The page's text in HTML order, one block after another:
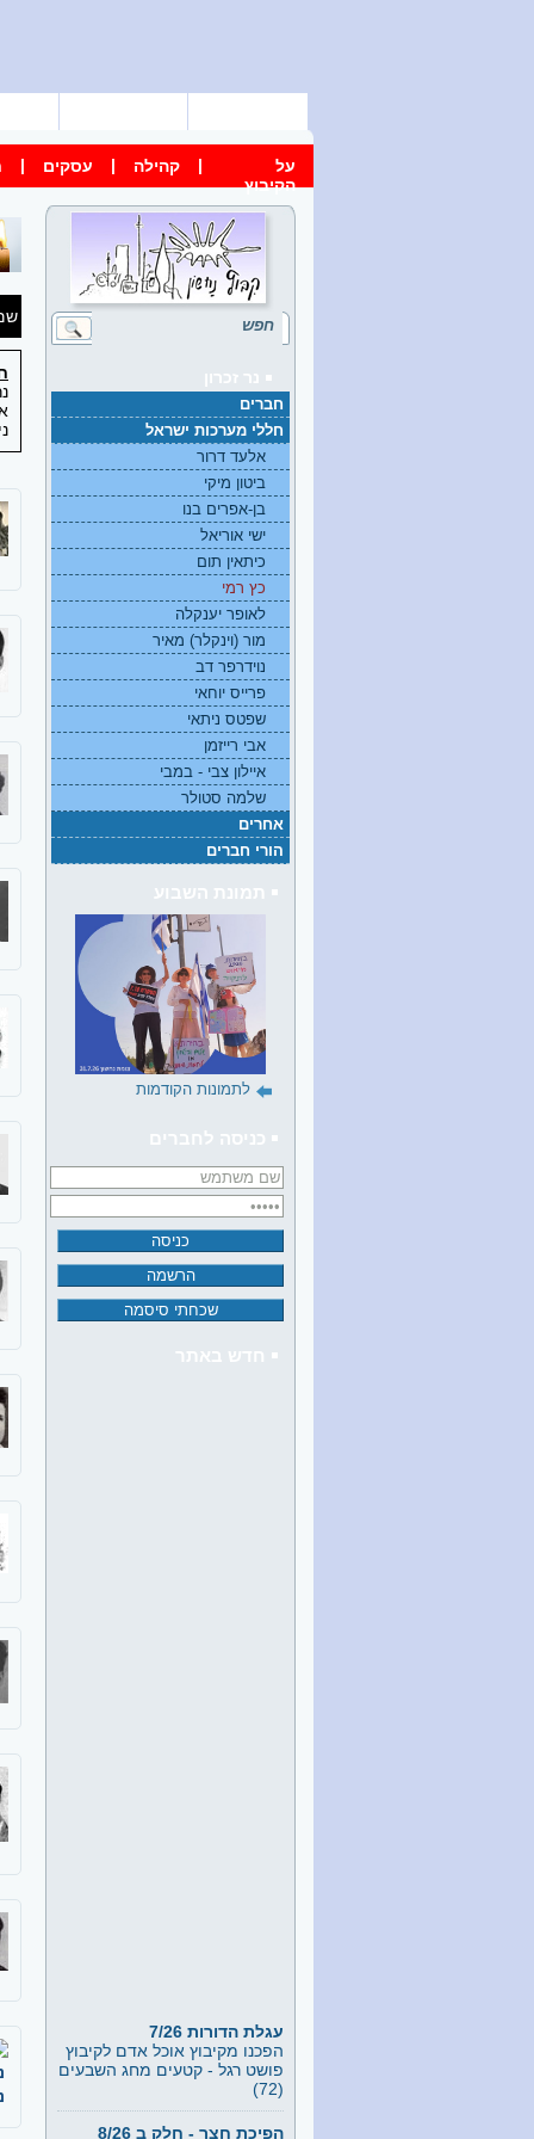
על
הקיבוץ
| קהילה | עסקים |
נר זכרון
חברים
חללי מערכות ישראל
אלעד דרור
ביטון מיקי
בן-אפרים בנו
ישי אוריאל
כיתאין תום
כץ רמי
לאופר יענקלה
מור (וינקלר) מאיר
נוידרפר דב
פרייס יוחאי
שפטס ניתאי
אבי רייזמן
איילון צבי - במבי
שלמה סטולר
אחרים
הורי חברים
תמונת השבוע
לתמונות הקודמות
כניסה לחברים
חדש באתר
הפכנו מקיבוץ אוכל אדם לקיבוץ
פושט רגל - קטעים מחג השבעים
(72)
ערב שהוקדש להוצאת ספרה של